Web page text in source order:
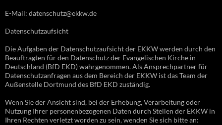
E-Mail: datenschutz@ekkw.de
Datenschutzaufsicht
Die Aufgaben der Datenschutzaufsicht der EKKW werden durch den
Beauftragten für den Datenschutz der Evangelischen Kirche in
Deutschland (BfD EKD) wahrgenommen. Als Ansprechpartner für
Datenschutzanfragen aus dem Bereich der EKKW ist das Team der
Außenstelle Dortmund des BfD EKD zuständig.
Wenn Sie der Ansicht sind, bei der Erhebung, Verarbeitung oder
Nutzung Ihrer personenbezogenen Daten durch Stellen der EKKW in
Ihren Rechten verletzt worden zu sein, wenden Sie sich bitte an: